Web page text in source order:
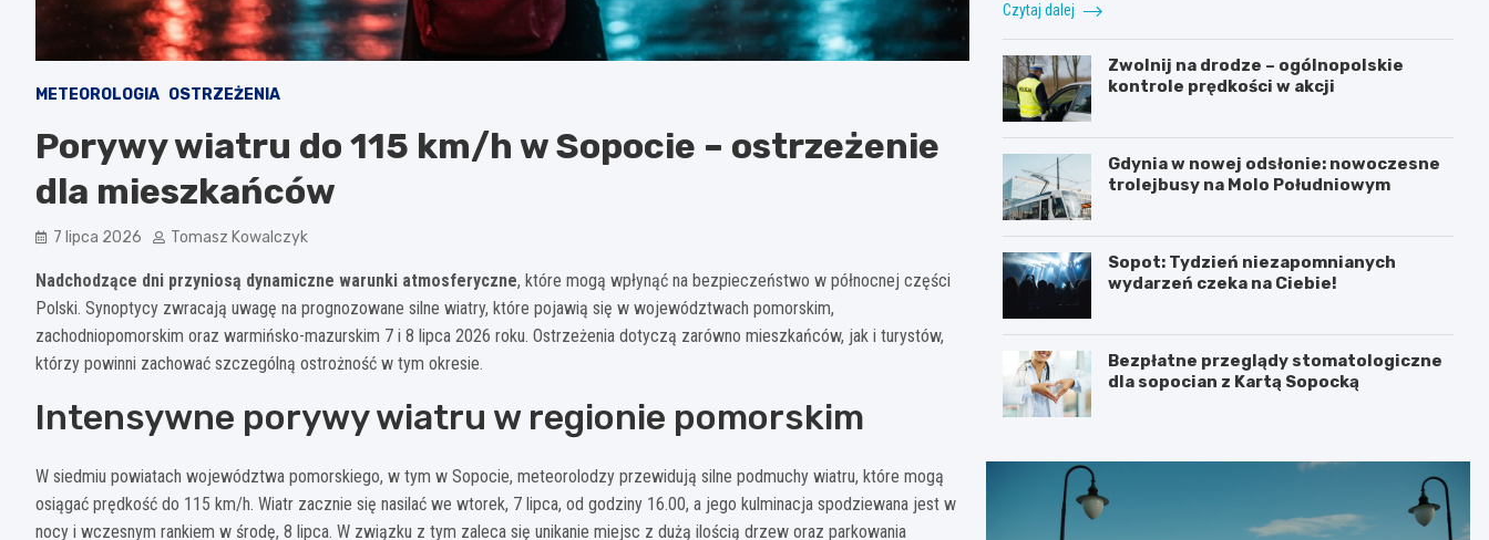
METEOROLOGIA OSTRZEŻENIA
Porywy wiatru do 115 km/h w Sopocie – ostrzeżenie
dla mieszkańców
7 lipca 2026 Tomasz Kowalczyk
Nadchodzące dni przyniosą dynamiczne warunki atmosferyczne, które mogą wpłynąć na bezpieczeństwo w północnej części
Polski. Synoptycy zwracają uwagę na prognozowane silne wiatry, które pojawią się w województwach pomorskim,
zachodniopomorskim oraz warmińsko-mazurskim 7 i 8 lipca 2026 roku. Ostrzeżenia dotyczą zarówno mieszkańców, jak i turystów,
którzy powinni zachować szczególną ostrożność w tym okresie.
Intensywne porywy wiatru w regionie pomorskim
W siedmiu powiatach województwa pomorskiego, w tym w Sopocie, meteorolodzy przewidują silne podmuchy wiatru, które mogą
osiągać prędkość do 115 km/h. Wiatr zacznie się nasilać we wtorek, 7 lipca, od godziny 16.00, a jego kulminacja spodziewana jest w
nocy i wczesnym rankiem w środę, 8 lipca. W związku z tym zaleca się unikanie miejsc z dużą ilością drzew oraz parkowania
Czytaj dalej
Zwolnij na drodze – ogólnopolskie
kontrole prędkości w akcji
Gdynia w nowej odsłonie: nowoczesne
trolejbusy na Molo Południowym
Sopot: Tydzień niezapomnianych
wydarzeń czeka na Ciebie!
Bezpłatne przeglądy stomatologiczne
dla sopocian z Kartą Sopocką